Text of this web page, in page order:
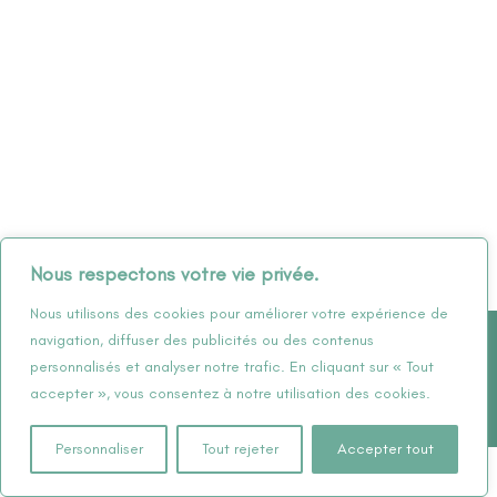
Nous respectons votre vie privée.
Nous utilisons des cookies pour améliorer votre expérience de
navigation, diffuser des publicités ou des contenus
personnalisés et analyser notre trafic. En cliquant sur « Tout
accepter », vous consentez à notre utilisation des cookies.
Personnaliser Tout rejeter Accepter tout
Politique de confidentialité –Conditions générales de vente
F
a
c
e
I
n
t
Copyright © 2026 Nalika Education | Nalika Education